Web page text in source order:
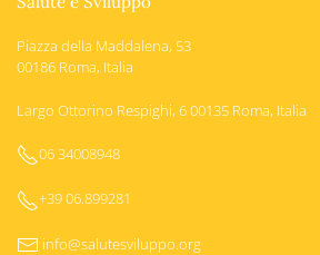
Piazza della Maddalena, 53
00186 Roma, Italia
Largo Ottorino Respighi, 6 00135 Roma, Italia
06 34008948
+39 06.899281
info@salutesviluppo.org